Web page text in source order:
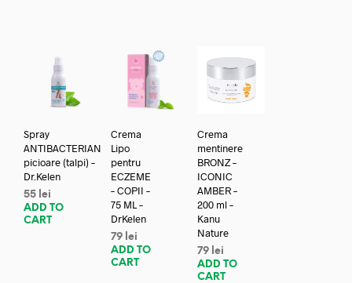
Spray
ANTIBACTERIAN
picioare (talpi) –
Dr.Kelen
55 lei
ADD TO
CART
Crema
Lipo
pentru
ECZEME
– COPII –
75 ML –
DrKelen
79 lei
ADD TO
CART
Crema
mentinere
BRONZ –
ICONIC
AMBER –
200 ml –
Kanu
Nature
79 lei
ADD TO
CART